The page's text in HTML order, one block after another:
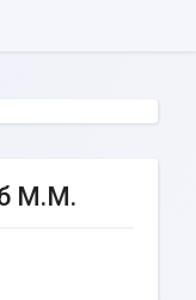
М.М.